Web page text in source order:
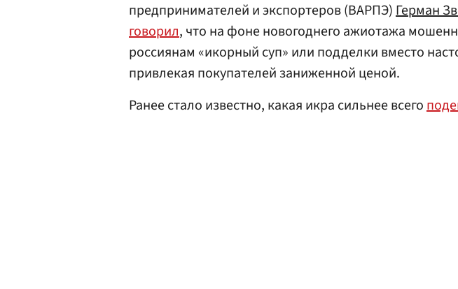
предпринимателей и экспортеров (ВАРПЭ)Герман
говорил, что на фоне новогоднего ажиотажа
россиянам «икорный суп» или подделки вместо
привлекая покупателей заниженной ценой.
Ранее стало известно, какая икра сильнее всего